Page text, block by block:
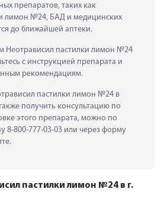
препаратов, таких как
лимон №24, БАД и медицинских
до ближайшей аптеки.
Неотрависил пастилки лимон №24
с инструкцией препарата и
рекомендациям.
пастилки лимон №24 в
получить консультацию по
этого препарата, можно по
8-800-777-03-03 или через форму
пастилки лимон №24 в г.